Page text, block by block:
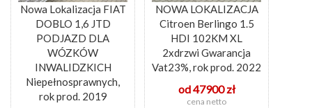
Nowa Lokalizacja FIAT
DOBLO 1,6 JTD
PODJAZD DLA
WÓZKÓW
INWALIDZKICH
Niepełnosprawnych,
rok prod. 2019
NOWA LOKALIZACJA
Citroen Berlingo 1.5
HDI 102KM XL
2xdrzwi Gwarancja
Vat23%, rok prod. 2022
od 47900 zł
cena netto